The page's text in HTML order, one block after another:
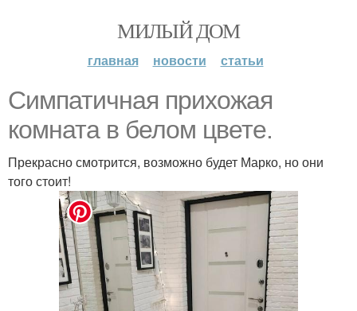
МИЛЫЙ ДОМ
главная новости статьи
Симпатичная прихожая
комната в белом цвете.
Прекрасно смотрится, возможно будет Марко, но они
того стоит!